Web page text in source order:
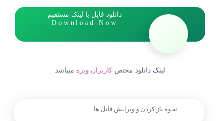
دانلود فایل با لینک مستقیم
Download Now
لینک دانلود مختص کاربران ویژه میباشد
نحوه باز کردن و ویرایش فایل ها